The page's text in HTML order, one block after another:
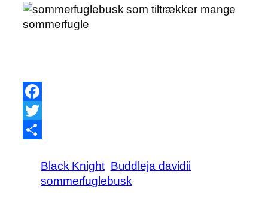
Facebook
Twitter
Black Knight Buddleja davidii
sommerfuglebusk